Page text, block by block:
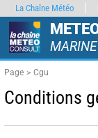
MARINE
Page Cgu
Conditions
La Chaîne Météo